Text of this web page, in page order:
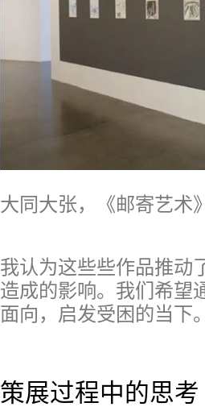
大同大张，《邮寄艺术
我认为这些些作品推动
造成的影响。我们希望
面向，启发受困的当下
策展过程中的思考